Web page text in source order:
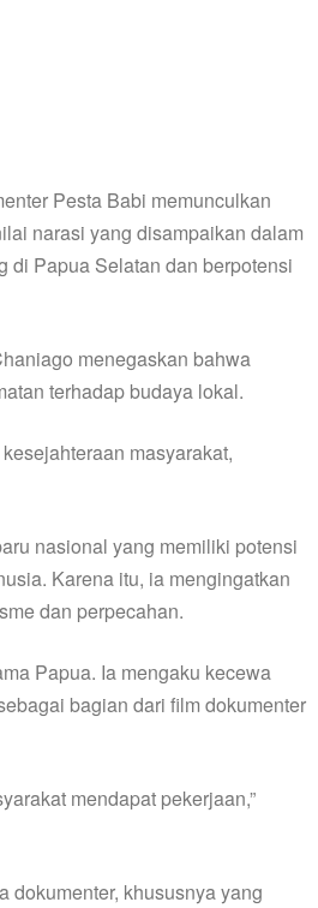
Pesta Babi memunculkan
narasi yang disampaikan dalam
di Papua Selatan dan berpotensi
menegaskan bahwa
terhadap budaya lokal.
masyarakat,
nasional yang memiliki potensi
Karena itu, ia mengingatkan
dan perpecahan.
Papua. Ia mengaku kecewa
bagian dari film dokumenter
mendapat pekerjaan,”
dokumenter, khususnya yang